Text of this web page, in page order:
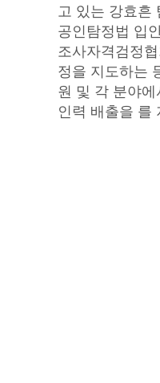
고 있는 강효흔
공인탐정법 입
조사자격검정
정을 지도하는
원 및 각 분야
인력 배출을 를